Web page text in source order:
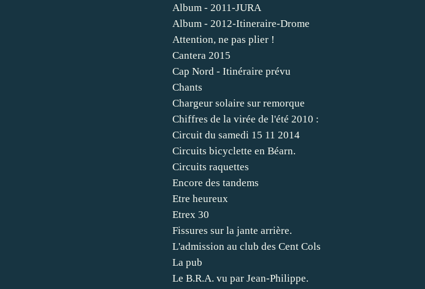
Album - 2011-JURA
Album - 2012-Itineraire-Drome
Attention, ne pas plier !
Cantera 2015
Cap Nord - Itinéraire prévu
Chants
Chargeur solaire sur remorque
Chiffres de la virée de l'été 2010 :
Circuit du samedi 15 11 2014
Circuits bicyclette en Béarn.
Circuits raquettes
Encore des tandems
Etre heureux
Etrex 30
Fissures sur la jante arrière.
L'admission au club des Cent Cols
La pub
Le B.R.A. vu par Jean-Philippe.